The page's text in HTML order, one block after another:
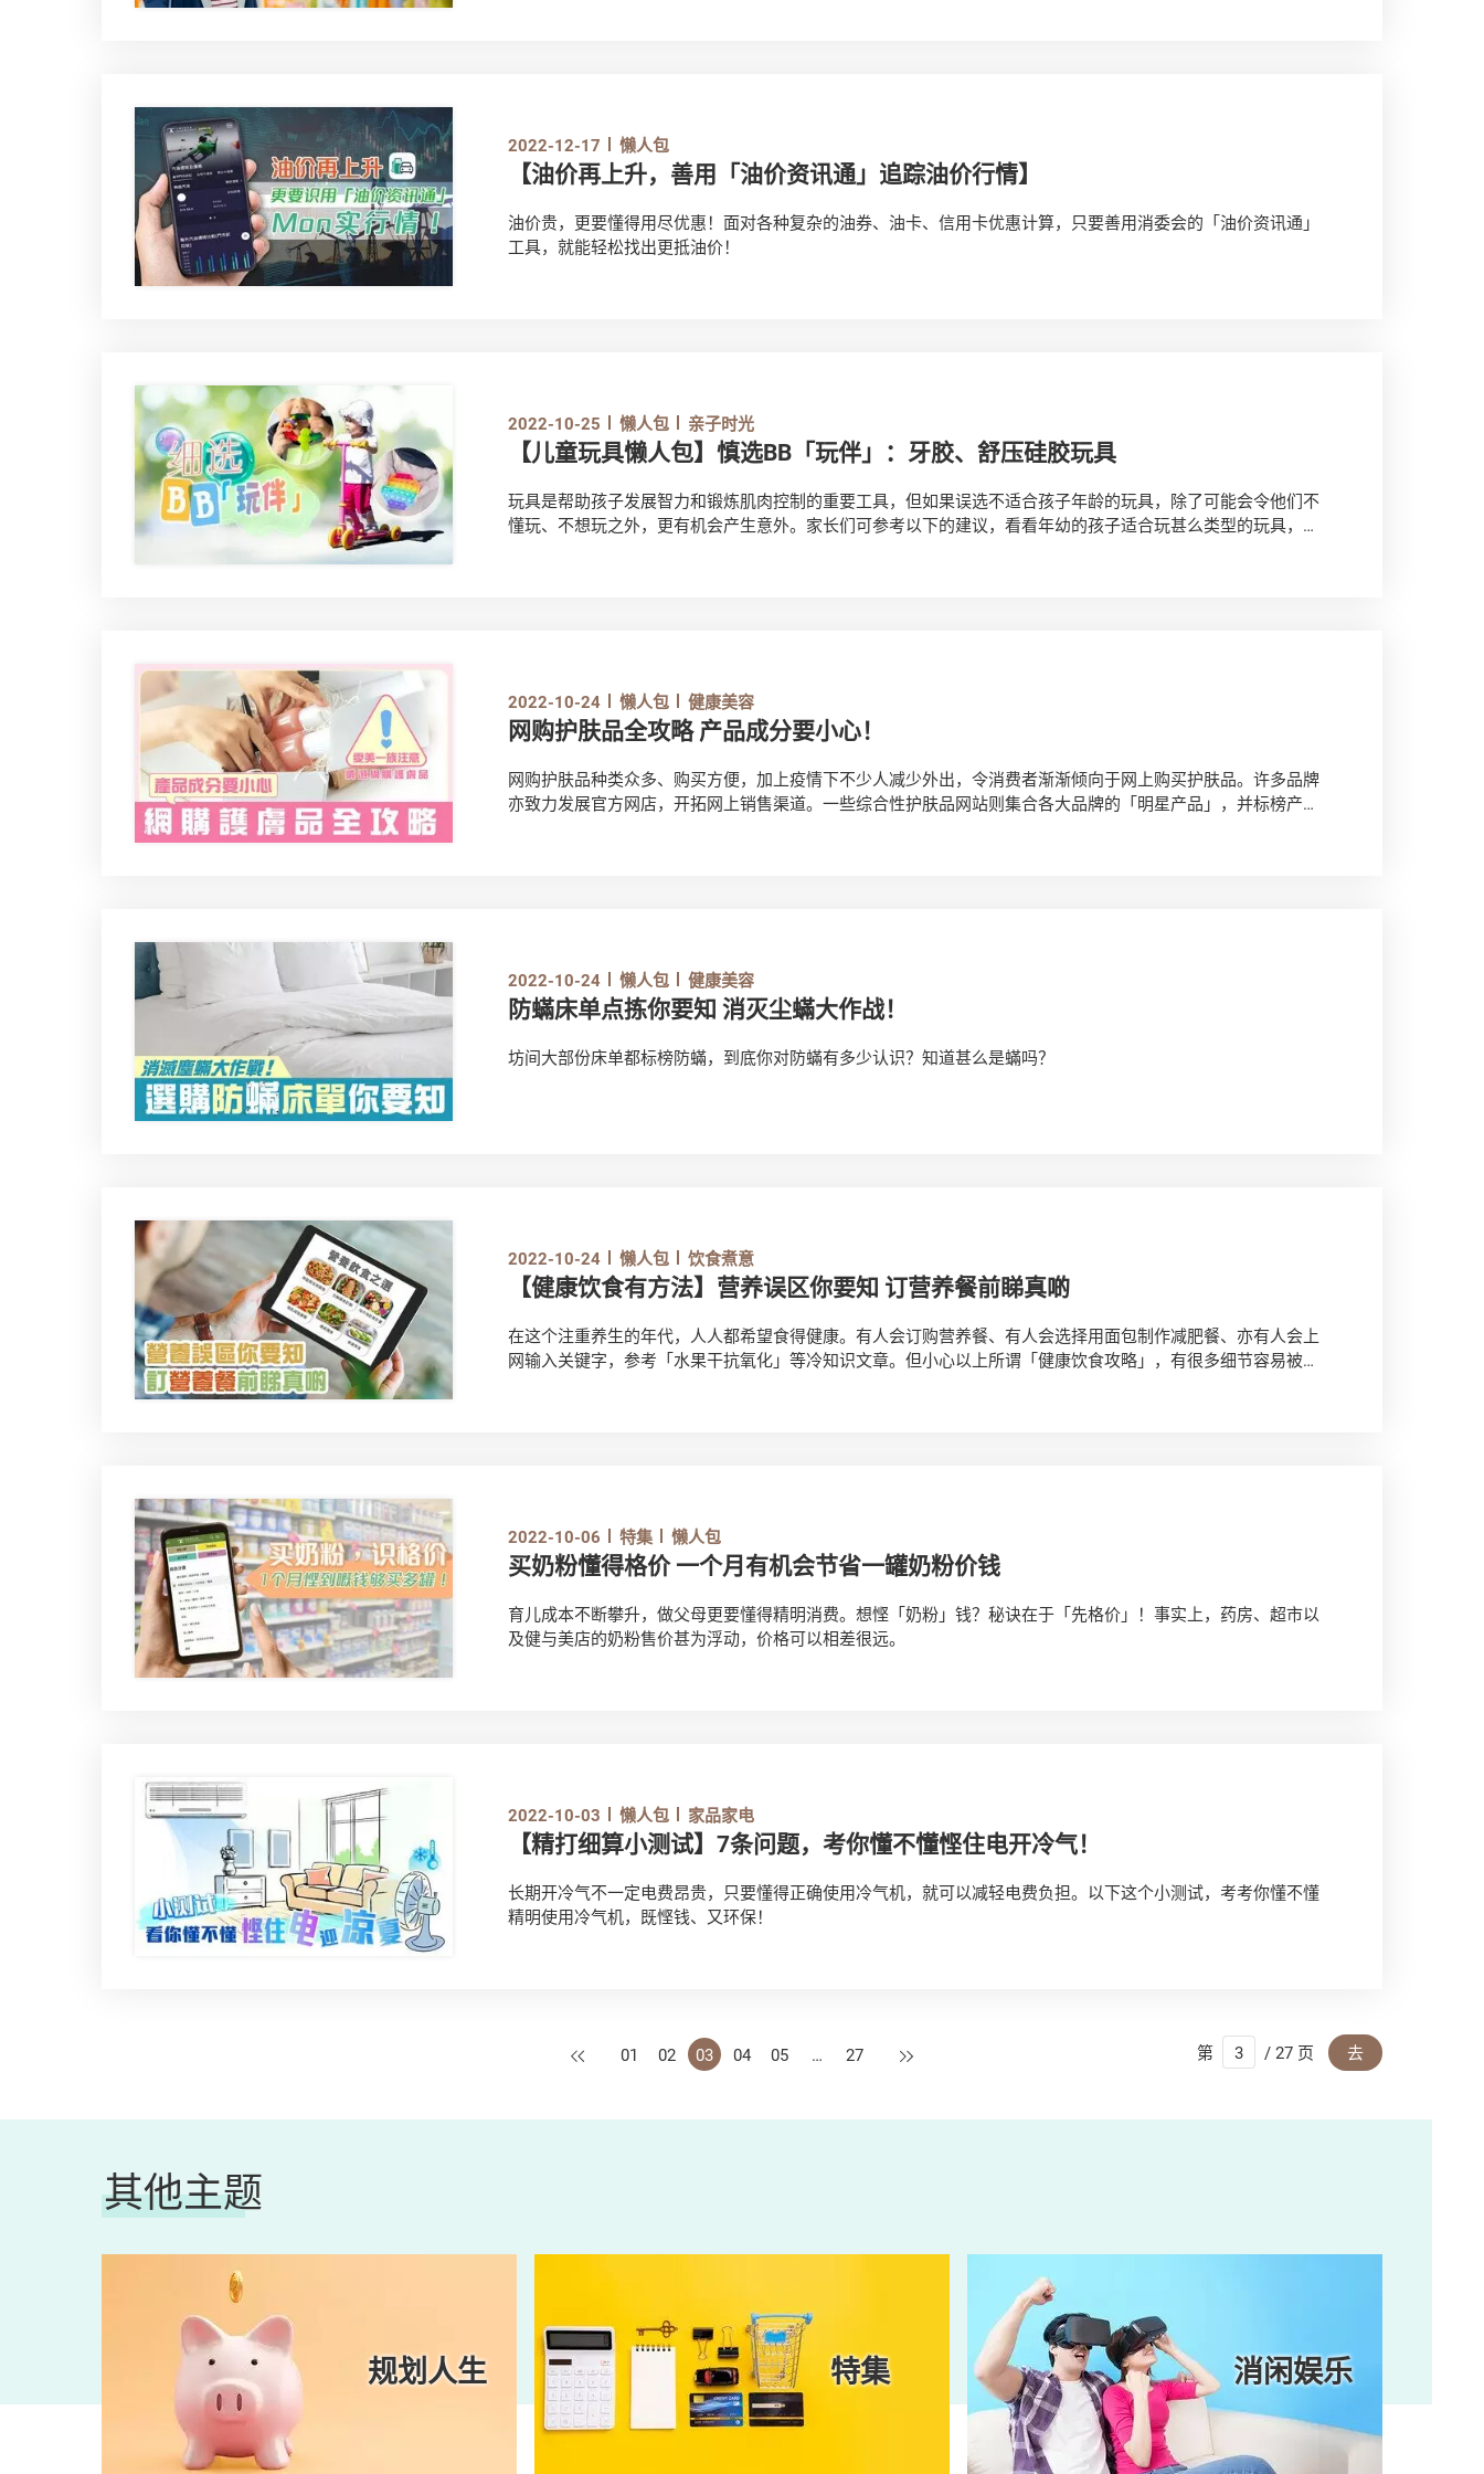
2022-12-17 懒人包
【油价再上升，善用「油价资讯通」追踪油价行情】
油价贵，更要懂得用尽优惠！面对各种复杂的油券、油卡、信用卡优惠计算，只要善用消委会的「油价资讯通」
工具，就能轻松找出更抵油价！
2022-10-25 懒人包 亲子时光
【儿童玩具懒人包】慎选BB「玩伴」：牙胶、舒压硅胶玩具
玩具是帮助孩子发展智力和锻炼肌肉控制的重要工具，但如果误选不适合孩子年龄的玩具，除了可能会令他们不
懂玩、不想玩之外，更有机会产生意外。家长们可参考以下的建议，看看年幼的孩子适合玩甚么类型的玩具，以
2022-10-24 懒人包 健康美容
网购护肤品全攻略 产品成分要小心！
网购护肤品种类众多、购买方便，加上疫情下不少人减少外出，令消费者渐渐倾向于网上购买护肤品。许多品牌
亦致力发展官方网店，开拓网上销售渠道。一些综合性护肤品网站则集合各大品牌的「明星产品」，并标榜产品
2022-10-24 懒人包 健康美容
防蟎床单点拣你要知 消灭尘蟎大作战！
坊间大部份床单都标榜防蟎，到底你对防蟎有多少认识？知道甚么是蟎吗？
2022-10-24
懒人包 饮食煮意
【健康饮食有方法】营养误区你要知 订营养餐前睇真啲
在这个注重养生的年代，人人都希望食得健康。有人会订购营养餐、有人会选择用面包制作减肥餐、亦有人会上
网输入关键字，参考「水果干抗氧化」等冷知识文章。但小心以上所谓「健康饮食攻略」，有很多细节容易被忽
2022-10-06 特集 懒人包
买奶粉懂得格价 一个月有机会节省一罐奶粉价钱
育儿成本不断攀升，做父母更要懂得精明消费。想悭「奶粉」钱？秘诀在于「先格价」！事实上，药房、超市以
及健与美店的奶粉售价甚为浮动，价格可以相差很远。
2022-10-03 懒人包 家品家电
【精打细算小测试】7条问题，考你懂不懂悭住电开冷气！
长期开冷气不一定电费昂贵，只要懂得正确使用冷气机，就可以减轻电费负担。以下这个小测试，考考你懂不懂
精明使用冷气机，既悭钱、又环保！
上一页
01 02 03 04 05 … 27 下一页 第 / 27 页 去
其他主题
规划人生 特集 消闲娱乐